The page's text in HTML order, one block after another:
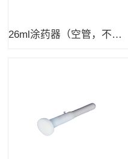
26ml涂药器（空管，不含液体）